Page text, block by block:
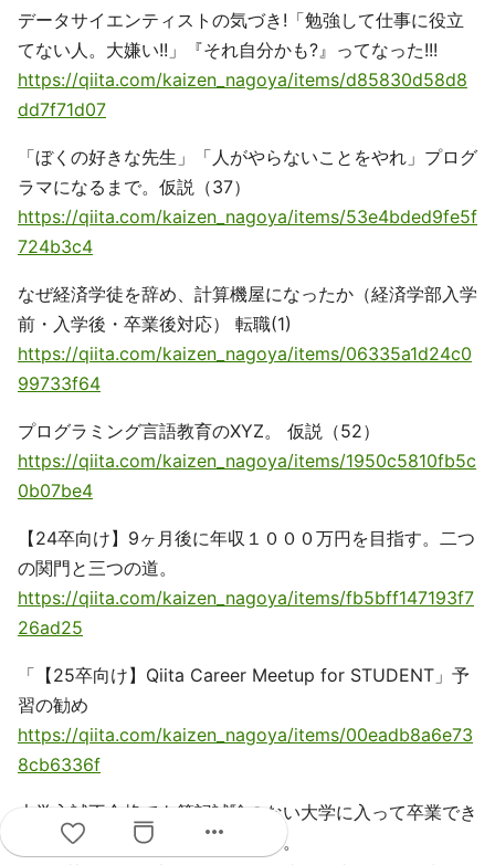
データサイエンティストの気づき!「勉強して仕事に役立
てない人。大嫌い!!」『それ自分かも?』ってなった!!!
https://qiita.com/kaizen_nagoya/items/d85830d58d8
dd7f71d07
「ぼくの好きな先生」「人がやらないことをやれ」プログ
ラマになるまで。仮説（37）
https://qiita.com/kaizen_nagoya/items/53e4bded9fe5f
724b3c4
なぜ経済学徒を辞め、計算機屋になったか（経済学部入学
前・入学後・卒業後対応） 転職(1)
https://qiita.com/kaizen_nagoya/items/06335a1d24c0
99733f64
プログラミング言語教育のXYZ。 仮説（52）
https://qiita.com/kaizen_nagoya/items/1950c5810fb5c
0b07be4
【24卒向け】9ヶ月後に年収１０００万円を目指す。二つ
の関門と三つの道。
https://qiita.com/kaizen_nagoya/items/fb5bff147193f7
26ad25
「【25卒向け】Qiita Career Meetup for STUDENT」予
習の勧め
https://qiita.com/kaizen_nagoya/items/00eadb8a6e73
8cb6336f
大学入試不合格でも筆記試験のない大学に入って卒業でき
る。卒業しなくても博士になれる。
more_horiz